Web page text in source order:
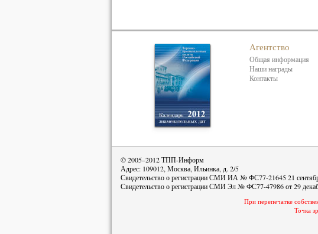
Агентство
Общая информация
Наши награды
Контакты
© 2005–2012 ТПП-Информ
Адрес: 109012, Москва, Ильинка, д. 2/5
Свидетельство о регистрации СМИ ИА № ФС77-21645 21
Свидетельство о регистрации СМИ Эл № ФС77-47986 от 29
При перепечатке
Точка